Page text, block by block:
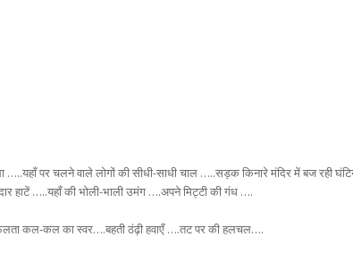
…..यहाँ पर चलने वाले लोगों की सीधी-साधी चाल …..सड़क किनारे मंदिर में बज रही
हाटें …..यहाँ की भोली-भाली उमंग ….अपने मिट्टी की गंध ….
कल-कल का स्वर….बहती ठंढ़ी हवाएँ ….तट पर की हलचल….